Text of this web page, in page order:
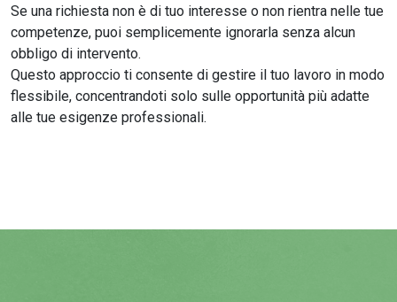
Se una richiesta non è di tuo interesse o non rientra nelle tue
competenze, puoi semplicemente ignorarla senza alcun
obbligo di intervento.
Questo approccio ti consente di gestire il tuo lavoro in modo
flessibile, concentrandoti solo sulle opportunità più adatte
alle tue esigenze professionali.